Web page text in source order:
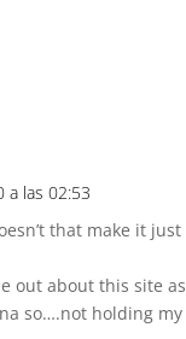
a las 02:53
that make it just
out about this site as
so….not holding my